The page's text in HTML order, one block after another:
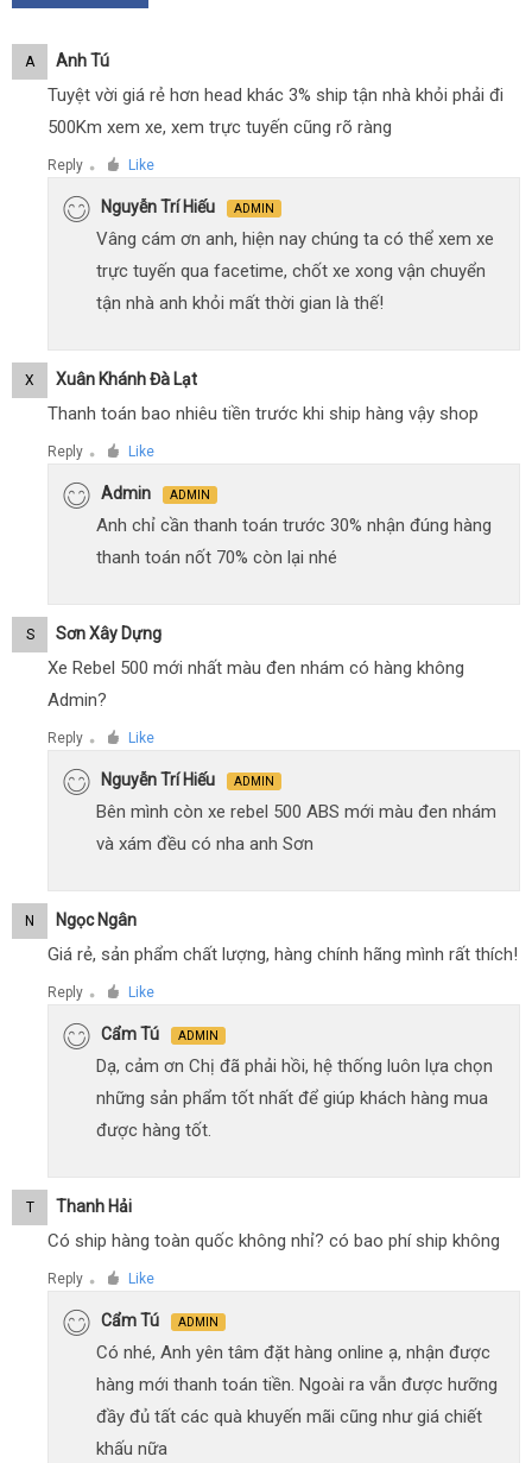
A Anh Tú
Tuyệt vời giá rẻ hơn head khác 3% ship tận nhà khỏi phải đi
500Km xem xe, xem trực tuyến cũng rõ ràng
Reply ● Like
Nguyễn Trí Hiếu ADMIN
Vâng cám ơn anh, hiện nay chúng ta có thể xem xe
trực tuyến qua facetime, chốt xe xong vận chuyển
tận nhà anh khỏi mất thời gian là thế!
X Xuân Khánh Đà Lạt
Thanh toán bao nhiêu tiền trước khi ship hàng vậy shop
Reply ● Like
Admin ADMIN
Anh chỉ cần thanh toán trước 30% nhận đúng hàng
thanh toán nốt 70% còn lại nhé
S Sơn Xây Dựng
Xe Rebel 500 mới nhất màu đen nhám có hàng không
Admin?
Reply ● Like
Nguyễn Trí Hiếu ADMIN
Bên mình còn xe rebel 500 ABS mới màu đen nhám
và xám đều có nha anh Sơn
N Ngọc Ngân
Giá rẻ, sản phẩm chất lượng, hàng chính hãng mình rất thích!
Reply ● Like
Cẩm Tú ADMIN
Dạ, cảm ơn Chị đã phải hồi, hệ thống luôn lựa chọn
những sản phẩm tốt nhất để giúp khách hàng mua
được hàng tốt.
T Thanh Hải
Có ship hàng toàn quốc không nhỉ? có bao phí ship không
Reply ● Like
Cẩm Tú ADMIN
Có nhé, Anh yên tâm đặt hàng online ạ, nhận được
hàng mới thanh toán tiền. Ngoài ra vẫn được hưỡng
đầy đủ tất các quà khuyến mãi cũng như giá chiết
khấu nữa